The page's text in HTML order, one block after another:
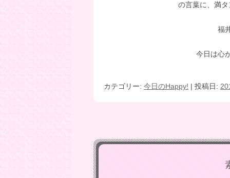
の言葉に、満
福
今日は心
カテゴリー: 今日のHappy! | 投稿日: